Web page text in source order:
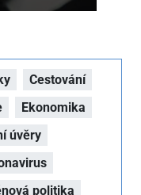
Cestování
Ekonomika
úvěry
politika